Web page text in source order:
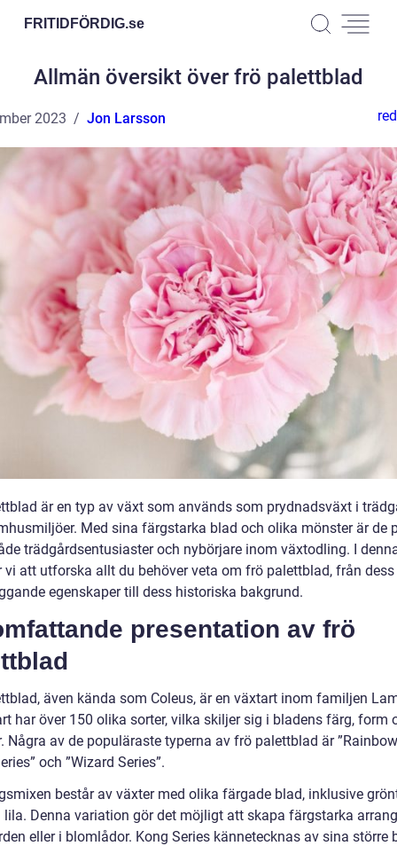
FRITIDFÖRDIG.se
Allmän översikt över frö palettblad
2023 Jon Larsson
är en typ av växt som används som prydnadsväxt i
Med sina färgstarka blad och olika mönster är de
trädgårdsentusiaster och nybörjare inom växtodling. I
vi att utforska allt du behöver veta om frö palettblad, från dess
egenskaper till dess historiska bakgrund.
presentation av frö
även kända som Coleus, är en växtart inom familjen
har över 150 olika sorter, vilka skiljer sig i bladens färg, form
Några av de populäraste typerna av frö palettblad är
och ”Wizard Series”.
består av växter med olika färgade blad, inklusive
lila. Denna variation gör det möjligt att skapa färgstarka
eller i blomlådor. Kong Series kännetecknas av sina större